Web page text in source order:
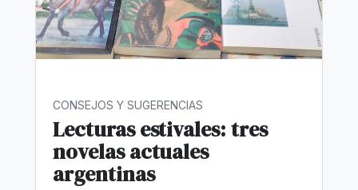
CONSEJOS Y SUGERENCIAS
Lecturas estivales: tres
novelas actuales
argentinas